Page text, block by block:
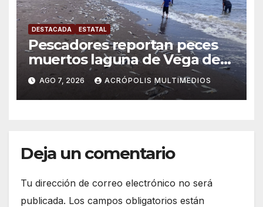
DESTACADA ESTATAL
Pescadores reportan peces
muertos laguna de Vega de
Alatorre
AGO 7, 2026 ACRÓPOLIS MULTIMEDIOS
Deja un comentario
Tu dirección de correo electrónico no será
publicada. Los campos obligatorios están